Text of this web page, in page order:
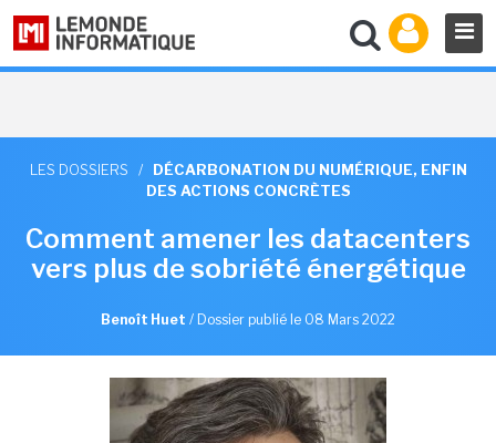
LES DOSSIERS /
DÉCARBONATION DU NUMÉRIQUE, ENFIN
DES ACTIONS CONCRÈTES
Comment amener les datacenters
vers plus de sobriété énergétique
Benoît Huet / Dossier publié le 08 Mars 2022